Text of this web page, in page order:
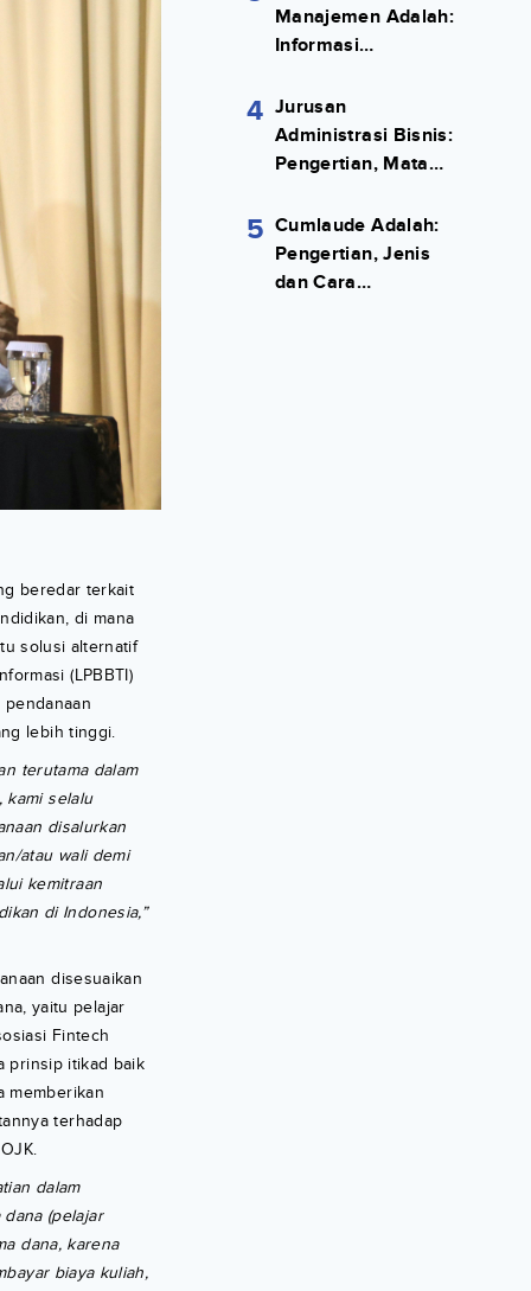
beredar terkait
di mana
solusi alternatif
(LPBBTI)
lebih tinggi.
terutama dalam
kami selalu
disalurkan
atau wali demi
kemitraan
di Indonesia,”
disesuaikan
yaitu pelajar
Fintech
prinsip itikad baik
memberikan
terhadap
dalam
(pelajar
dana, karena
biaya kuliah,
Manajemen Adalah:
Informasi
4 Jurusan
Administrasi Bisnis:
Pengertian, Mata
Kerja Lengkap
5 Cumlaude Adalah:
Pengertian, Jenis
dan Cara